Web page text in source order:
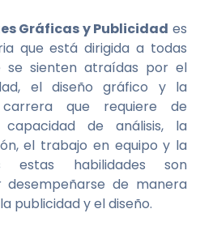
Gráficas y Publicidad es
que está dirigida a todas
se sienten atraídas por el
el diseño gráfico y la
que requiere de
de análisis, la
el trabajo en equipo y la
estas habilidades son
de manera
publicidad y el diseño.